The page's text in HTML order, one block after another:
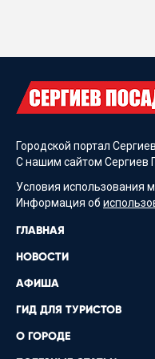
Городской портал
С нашим сайтом Сергиев
Условия использования
Информация об
ГЛАВНАЯ
НОВОСТИ
АФИША
ГИД ДЛЯ ТУРИСТОВ
О ГОРОДЕ